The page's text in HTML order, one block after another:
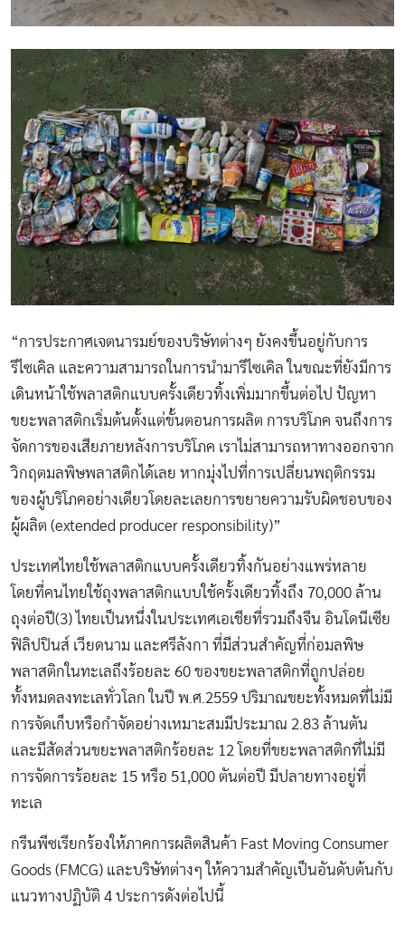
“การประกาศเจตนารมย์ของบริษัทต่างๆ ยังคงขึ้นอยู่กับการ
รีไซเคิล และความสามารถในการนำมารีไซเคิล ในขณะที่ยังมีการ
เดินหน้าใช้พลาสติกแบบครั้งเดียวทิ้งเพิ่มมากขึ้นต่อไป ปัญหา
ขยะพลาสติกเริ่มต้นตั้งแต่ขั้นตอนการผลิต การบริโภค จนถึงการ
จัดการของเสียภายหลังการบริโภค เราไม่สามารถหาทางออกจาก
วิกฤตมลพิษพลาสติกได้เลย หากมุ่งไปที่การเปลี่ยนพฤติกรรม
ของผู้บริโภคอย่างเดียวโดยละเลยการขยายความรับผิดชอบของ
ผู้ผลิต (extended producer responsibility)”
ประเทศไทยใช้พลาสติกแบบครั้งเดียวทิ้งกันอย่างแพร่หลาย
โดยที่คนไทยใช้ถุงพลาสติกแบบใช้ครั้งเดียวทิ้งถึง 70,000 ล้าน
ถุงต่อปี(3) ไทยเป็นหนึ่งในประเทศเอเชียที่รวมถึงจีน อินโดนีเซีย
ฟิลิปปินส์ เวียดนาม และศรีลังกา ที่มีส่วนสำคัญที่ก่อมลพิษ
พลาสติกในทะเลถึงร้อยละ 60 ของขยะพลาสติกที่ถูกปล่อย
ทั้งหมดลงทะเลทั่วโลก ในปี พ.ศ.2559 ปริมาณขยะทั้งหมดที่ไม่มี
การจัดเก็บหรือกำจัดอย่างเหมาะสมมีประมาณ 2.83 ล้านตัน
และมีสัดส่วนขยะพลาสติกร้อยละ 12 โดยที่ขยะพลาสติกที่ไม่มี
การจัดการร้อยละ 15 หรือ 51,000 ตันต่อปี มีปลายทางอยู่ที่
ทะเล
กรีนพีซเรียกร้องให้ภาคการผลิตสินค้า Fast Moving Consumer
Goods (FMCG) และบริษัทต่างๆ ให้ความสำคัญเป็นอันดับต้นกับ
แนวทางปฏิบัติ 4 ประการดังต่อไปนี้